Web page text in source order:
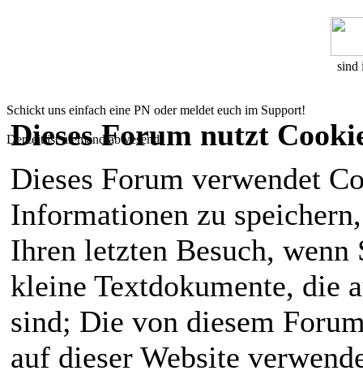
sind
Schickt uns einfach eine PN oder meldet euch im Support!
Derzeit ist niemand abwesend!
Dieses Forum nutzt
Dieses Forum verwendet
Informationen zu
Ihren letzten Besuch,
kleine Textdokumente, die
sind; Die von diesem
auf dieser Website